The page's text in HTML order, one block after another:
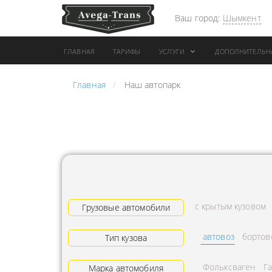
Ваш город: Шымкент
ГЛАВНАЯ ТАРИФЫ УСЛУГИ
АРЕНДА АВТОБУСА
ГРУЗОВАЯ ТЕХНИКА
ПЕРЕВОЗКА ТРУБ
АРЕНДА БУЛЬДОЗЕРА
Главная Наш автопарк
Грузовые автомобили с крытым кузовом
Тип кузова автовоз
Марка автомобиля Фольксваген